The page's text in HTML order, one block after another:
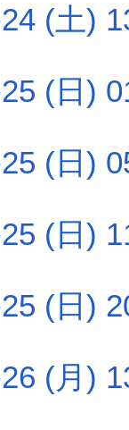
(土)
(日)
(日)
(日)
(日)
(月)